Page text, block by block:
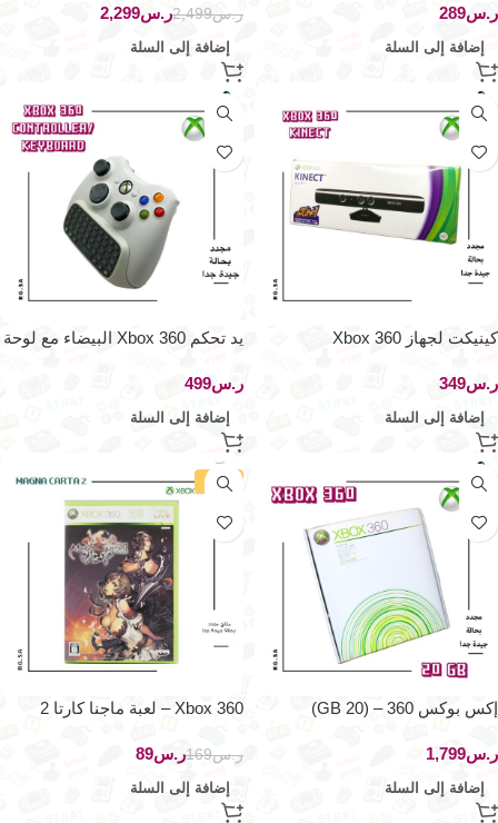
ر.س
إضافة إلى السلة
ر.س2,499ر.س2,299
إضافة إلى السلة
كينيكت لجهاز Xbox 360
ر.س
إضافة إلى السلة
يد تحكم Xbox 360 البيضاء مع لوحة
متكاملة
ر.س
إضافة إلى السلة
إكس بوكس 360 – (20 GB)
ر.س
إضافة إلى السلة
-47%
Xbox 360 – لعبة ماجنا كارتا 2
ر.س169ر.س89
إضافة إلى السلة